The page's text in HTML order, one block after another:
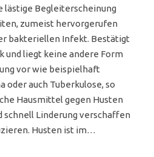
lästige Begleiterscheinung
zumeist hervorgerufen
bakteriellen Infekt. Bestätigt
und liegt keine andere Form
vor wie beispielhaft
oder auch Tuberkulose, so
Hausmittel gegen Husten
schnell Linderung verschaffen
Husten ist im…